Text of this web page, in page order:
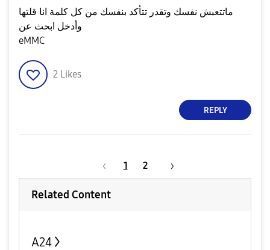
ماتتعبش نفسك وتقدر تتأكد بنفسك من كل كلمة انا قلتها
وأدخل ابحث عن
eMMC
2 Likes
REPLY
1 2
Related Content
A24